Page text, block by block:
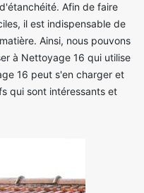
Afin de faire
il est indispensable de
Ainsi, nous pouvons
à Nettoyage 16 qui utilise
16 peut s'en charger et
qui sont intéressants et